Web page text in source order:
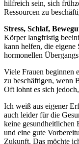
hilfreich sein, sich
Ressourcen zu
Stress, Schlaf,
Körper langfristig
kann helfen, die
hormonellen
Viele Frauen beginnen
zu beschäftigen, wenn
Oft lohnt es sich
Ich weiß aus eigener
auch leider für die
keine gesundheitlichen
und eine gute
Zukunft. Das möchte